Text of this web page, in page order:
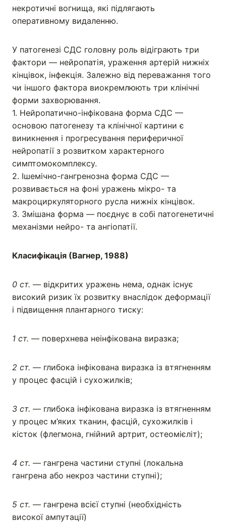
некротичні вогнища, які підлягають
оперативному видаленню.
У патогенезі СДС головну роль відіграють три
фактори — нейропатія, ураження артерій нижніх
кінцівок, інфекція. Залежно від переважання того
чи іншого фактора виокремлюють три клінічні
форми захворювання.
1. Нейропатично-інфікована форма СДС —
основою патогенезу та клінічної картини є
виникнення і прогресування периферичної
нейропатії з розвитком характерного
симптомокомплексу.
2. Ішемічно-гангренозна форма СДС —
розвивається на фоні уражень мікро- та
макроциркуляторного русла нижніх кінцівок.
3. Змішана форма — поєднує в собі патогенетичні
механізми нейро- та ангіопатії.
Класифікація (Вагнер, 1988)
0 ст. — відкритих уражень нема, однак існує
високий ризик їх розвитку внаслідок деформації
і підвищення плантарного тиску:
1 ст. — поверхнева неінфікована виразка;
2 ст. — глибока інфікована виразка із втягненням
у процес фасцій і сухожилків;
3 ст. — глибока інфікована виразка із втягненням
у процес м’яких тканин, фасцій, сухожилків і
кісток (флегмона, гнійний артрит, остеомієліт);
4 ст. — гангрена частини ступні (локальна
гангрена або некроз частини ступні);
5 ст. — гангрена всієї ступні (необхідність
високої ампутації)